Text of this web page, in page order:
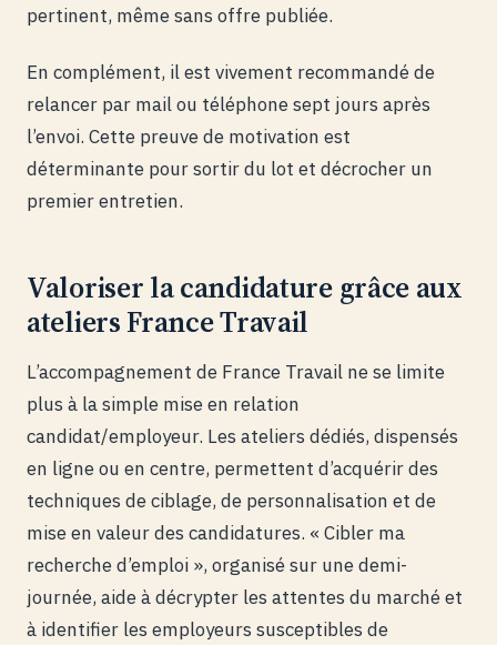
pertinent, même sans offre publiée.
En complément, il est vivement recommandé de
relancer par mail ou téléphone sept jours après
l’envoi. Cette preuve de motivation est
déterminante pour sortir du lot et décrocher un
premier entretien.
Valoriser la candidature grâce aux
ateliers France Travail
L’accompagnement de France Travail ne se limite
plus à la simple mise en relation
candidat/employeur. Les ateliers dédiés, dispensés
en ligne ou en centre, permettent d’acquérir des
techniques de ciblage, de personnalisation et de
mise en valeur des candidatures. « Cibler ma
recherche d’emploi », organisé sur une demi-
journée, aide à décrypter les attentes du marché et
à identifier les employeurs susceptibles de